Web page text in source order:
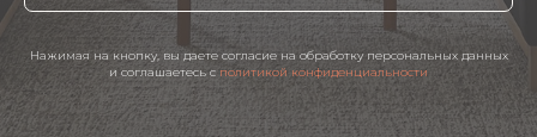
Нажимая на кнопку, вы даете согласие на обработку персональных данных
и соглашаетесь c политикой конфиденциальности